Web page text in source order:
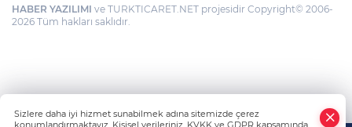
HABER YAZILIMI ve TURKTICARET.NET projesidir Copyright© 2006-
2026 Tüm hakları saklıdır.
Sizlere daha iyi hizmet sunabilmek adına sitemizde çerez
konumlandırmaktayız. Kişisel verileriniz, KVKK ve GDPR kapsamında